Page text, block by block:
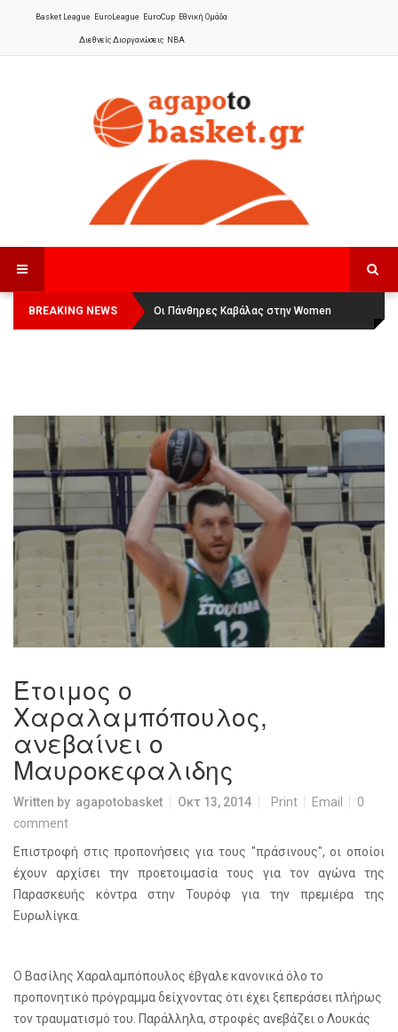
Basket League EuroLeague EuroCup Εθνική Ομάδα
Διεθνείς Διοργανώσεις NBA
BREAKING NEWS
Οι Πάνθηρες Καβάλας στην Women
Basketball League 1:
Αναχώρησε για τα Γιάννενα η Εθνική
Γυναικών
Έτοιμος ο
Χαραλαμπόπουλος,
ανεβαίνει ο
Μαυροκεφαλιδης
Written by agapotobasket Οκτ 13, 2014 Print Email
0
comment
Επιστροφή στις προπονήσεις για τους "πράσινους", οι οποίοι
έχουν αρχίσει την προετοιμασία τους για τον αγώνα της
Παρασκευής κόντρα στην Τουρόφ για την πρεμιέρα της
Ευρωλίγκα.
Ο Βασίλης Χαραλαμπόπουλος έβγαλε κανονικά όλο το
προπονητικό πρόγραμμα δείχνοντας ότι έχει ξεπεράσει πλήρως
τον τραυματισμό του. Παράλληλα, στροφές ανεβάζει ο Λουκάς